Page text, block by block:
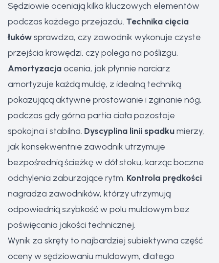
Sędziowie oceniają kilka kluczowych elementów
podczas każdego przejazdu. Technika cięcia
łukówsprawdza, czy zawodnik wykonuje czyste
przejścia krawędzi, czy polega na poślizgu.
Amortyzacjaocenia, jak płynnie narciarz
amortyzuje każdą muldę, z idealną techniką
pokazującą aktywne prostowanie i zginanie nóg,
podczas gdy górna partia ciała pozostaje
spokojna i stabilna. Dyscyplina linii spadkumierzy,
jak konsekwentnie zawodnik utrzymuje
bezpośrednią ścieżkę w dół stoku, karząc boczne
odchylenia zaburzające rytm. Kontrola prędkości
nagradza zawodników, którzy utrzymują
odpowiednią szybkość w polu muldowym bez
poświęcania jakości technicznej.
Wynik za skręty to najbardziej subiektywna część
oceny w sędziowaniu muldowym, dlatego